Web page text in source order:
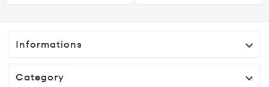
Informations 
Category 